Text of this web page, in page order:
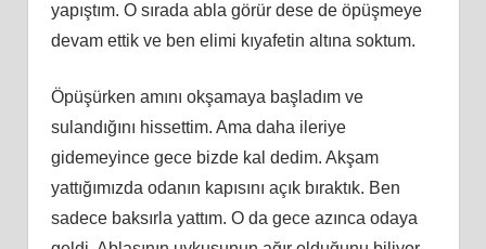
yapıştım. O sırada abla görür dese de öpüşmeye
devam ettik ve ben elimi kıyafetin altına soktum.
Öpüşürken amını okşamaya başladım ve
sulandığını hissettim. Ama daha ileriye
gidemeyince gece bizde kal dedim. Akşam
yattığımızda odanın kapısını açık bıraktık. Ben
sadece baksırla yattım. O da gece azınca odaya